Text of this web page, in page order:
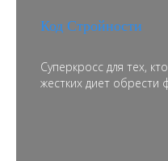
Код Стройности
Суперкросс для тех,
жестких диет обрести